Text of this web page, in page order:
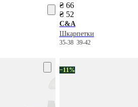
₴ 66
₴ 52
C&A
Шкарпетки
35-38 39-42
−11%